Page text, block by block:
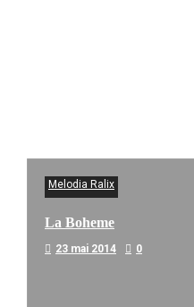
Melodia Ralix
La Boheme
23 mai 2014 0